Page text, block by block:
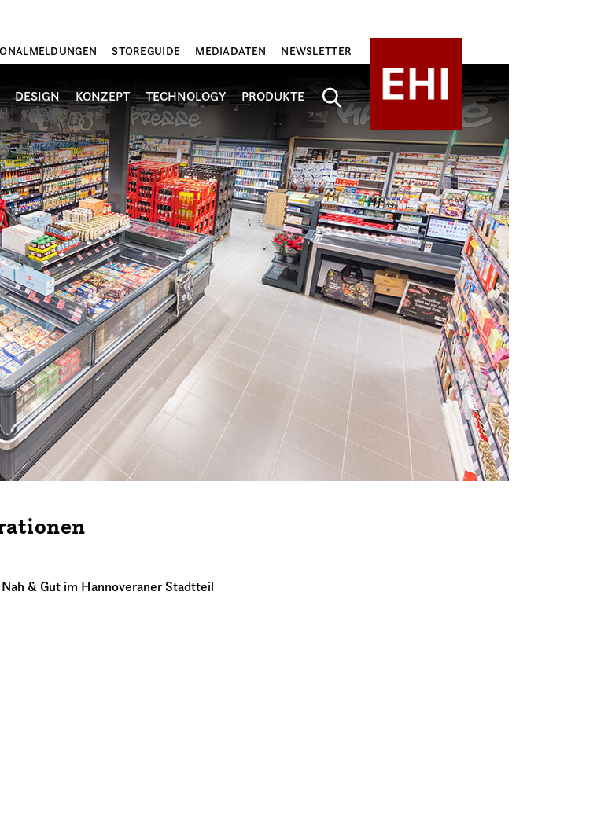
STOREGUIDE MEDIADATEN NEWSLETTER
DESIGN KONZEPT TECHNOLOGY PRODUKTE
& Gut im Hannoveraner Stadtteil